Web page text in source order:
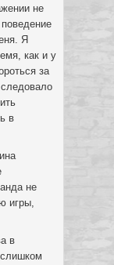
не
Я
как и у
за
в
не
игры,
в